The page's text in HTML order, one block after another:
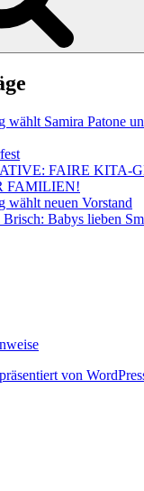
wählt Samira Patone
FAIRE KITA-
FAMILIEN!
wählt neuen Vorstand
Babys lieben
von